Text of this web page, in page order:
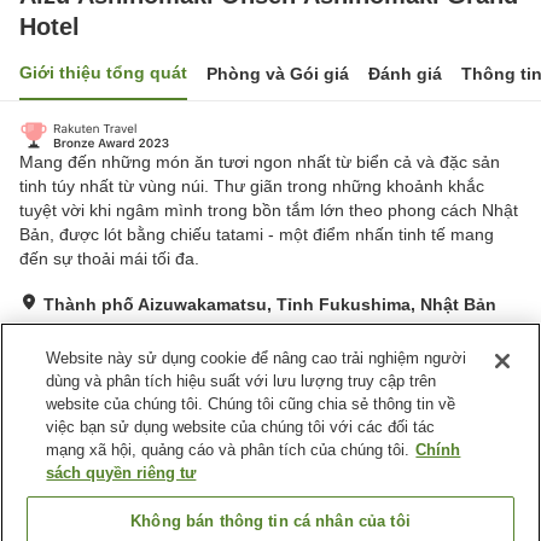
Hotel
Giới thiệu tổng quát Phòng và Gói giá Đánh giá Thông
Mang đến những món ăn tươi ngon nhất từ biển cả và đặc sản
tinh túy nhất từ vùng núi. Thư giãn trong những khoảnh khắc
tuyệt vời khi ngâm mình trong bồn tắm lớn theo phong cách Nhật
Bản, được lót bằng chiếu tatami - một điểm nhấn tinh tế mang
đến sự thoải mái tối đa.
Thành phố Aizuwakamatsu, Tỉnh Fukushima, Nhật Bản
Hiển thị trên bản đồ
Tuyệt vời Đánh giá:745lượt
Tiện nghi chỗ nghỉ
Bãi đỗ xe
Lounge
Máy bán hàng tự động
Website này sử dụng cookie để nâng cao trải nghiệm người
dùng và phân tích hiệu suất với lưu lượng truy cập trên
website của chúng tôi. Chúng tôi cũng chia sẻ thông tin về
việc bạn sử dụng website của chúng tôi với các đối tác
mạng xã hội, quảng cáo và phân tích của chúng tôi. Chính
sách quyền riêng tư
Không bán thông tin cá nhân của tôi